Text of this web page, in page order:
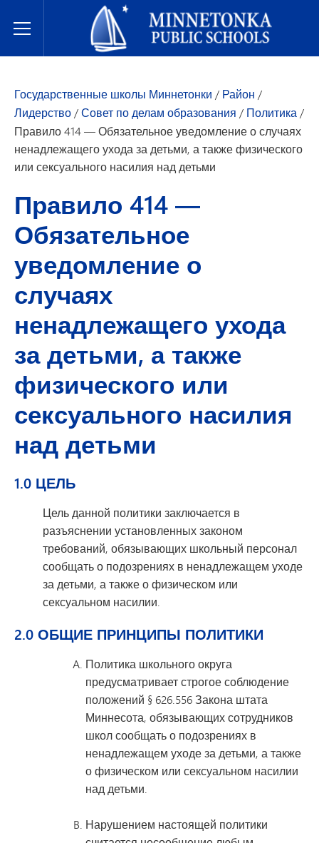
Toggle Menu
Государственные школы Миннетонки
Государственные школы Миннетонки / Район /
Лидерство/Совет по делам образования / Политика/
Правило 414 — Обязательное уведомление о случаях
ненадлежащего ухода за детьми, а также физического
или сексуального насилия над детьми
Правило 414 —
Обязательное
уведомление о
случаях
ненадлежащего ухода
за детьми, а также
физического или
сексуального насилия
над детьми
1.0 ЦЕЛЬ
Цель данной политики заключается в
разъяснении установленных законом
требований, обязывающих школьный персонал
сообщать о подозрениях в ненадлежащем уходе
за детьми, а также о физическом или
сексуальном насилии.
2.0 ОБЩИЕ ПРИНЦИПЫ ПОЛИТИКИ
Политика школьного округа
предусматривает строгое соблюдение
положений § 626.556 Закона штата
Миннесота, обязывающих сотрудников
школ сообщать о подозрениях в
ненадлежащем уходе за детьми, а также
о физическом или сексуальном насилии
над детьми.
Нарушением настоящей политики